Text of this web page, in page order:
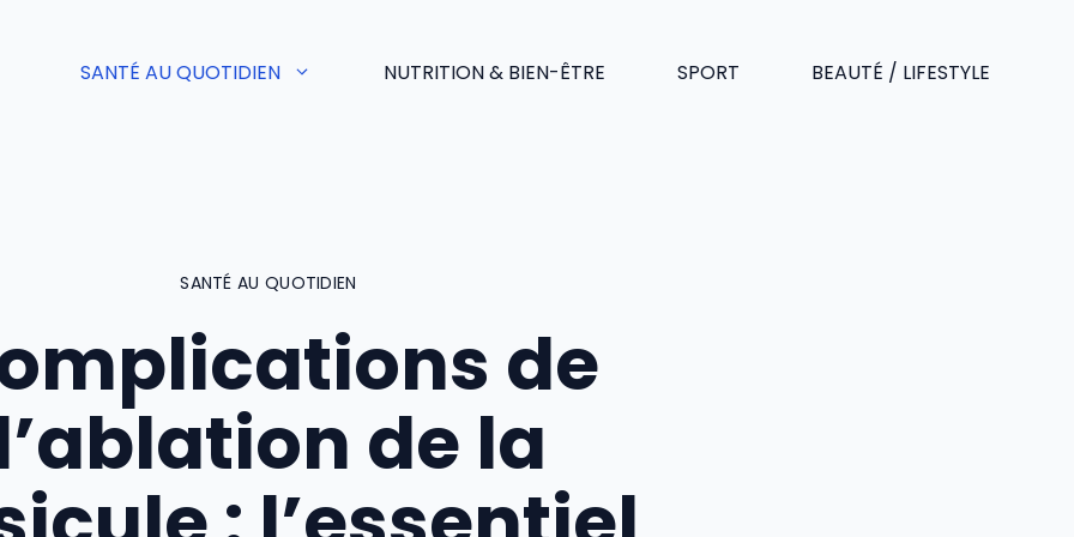
SANTÉ AU QUOTIDIEN NUTRITION & BIEN-ÊTRE SPORT BEAUTÉ / LIFESTYLE
SANTÉ AU QUOTIDIEN
de
de la